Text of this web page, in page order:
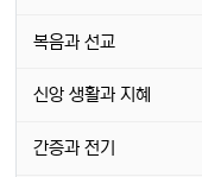
복음과 선교
신앙 생활과 지혜
간증과 전기